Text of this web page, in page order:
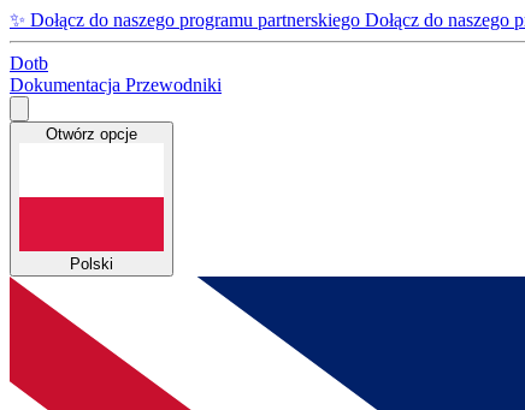
✨ Dołącz do naszego programu partnerskiego Dołącz do naszego
Dotb
Dokumentacja Przewodniki
Otwórz opcje
Polski